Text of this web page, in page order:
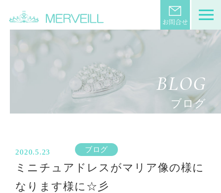
BLOG
ブログ
2020.5.23 ブログ
ミニチュアドレスがマリア像の様に
なります様に☆彡